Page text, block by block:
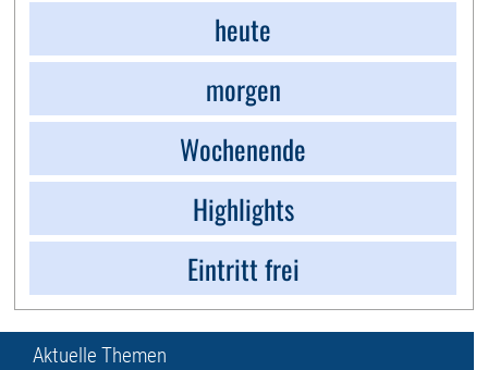
heute
morgen
Wochenende
Highlights
Eintritt frei
Aktuelle Themen